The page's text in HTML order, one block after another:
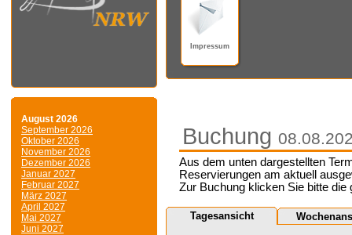
August 2026
September 2026
Oktober 2026
November 2026
Dezember 2026
Januar 2027
Februar 2027
März 2027
April 2027
Mai 2027
Juni 2027
Impressum
Buchung
Aus dem unten dargestellten
Reservierungen am aktuell
Zur Buchung klicken Sie bitte die
Tagesansicht